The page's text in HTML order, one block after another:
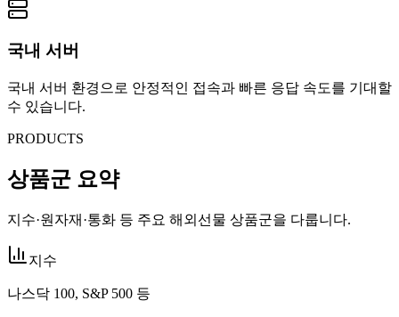
국내 서버
국내 서버 환경으로 안정적인 접속과 빠른 응답 속도를 기대할
수 있습니다.
PRODUCTS
상품군 요약
지수·원자재·통화 등 주요 해외선물 상품군을 다룹니다.
지수
나스닥 100, S&P 500 등